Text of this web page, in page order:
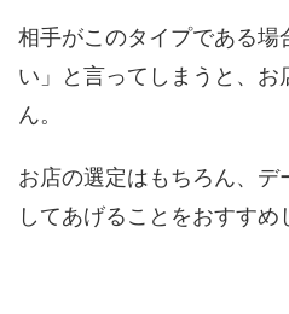
相手がこのタイプである場
い」と言ってしまうと、
ん。
お店の選定はもちろん、デ
してあげることをおすすめ